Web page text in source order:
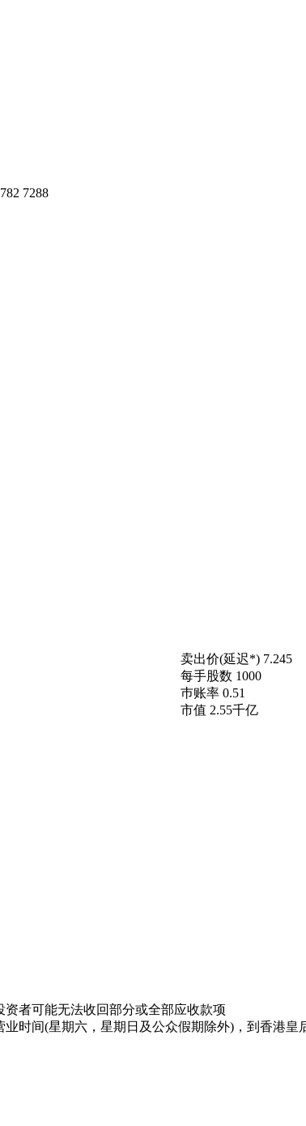
7288
卖出价(延迟*) 7.245
每手股数 1000
巿账率 0.51
市值 2.55千亿
者可能无法收回部分或全部应收款项
时间(星期六，星期日及公众假期除外)，到香港